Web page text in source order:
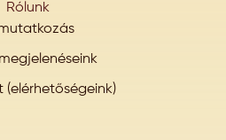
Rólunk
(elérhetőségeink)